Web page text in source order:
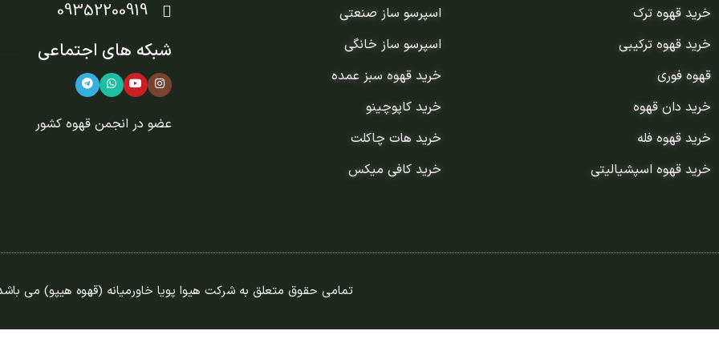
خرید قهوه ترک
خرید قهوه ترکیبی
قهوه فوری
خرید دان قهوه
خرید قهوه فله
خرید قهوه اسپشیالیتی
اسپرسو ساز صنعتی
اسپرسو ساز خانگی
خرید قهوه سبز عمده
خرید کاپوچینو
خرید هات چاکلت
خرید کافی میکس
09352200919
شبکه های اجتماعی
عضو در انجمن قهوه کشور
تمامی حقوق متعلق به شرکت هیوا پویا خاورمیانه (قهوه هیپو) می